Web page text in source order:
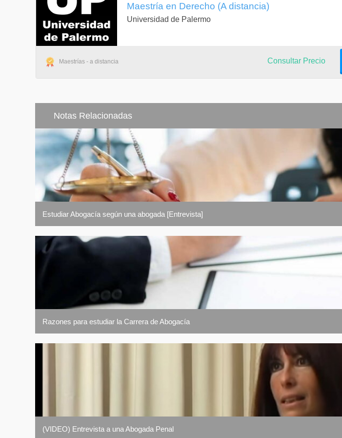
Maestría en Derecho (A distancia)
Universidad de Palermo
Maestrías - a distancia Consultar Precio
Notas Relacionadas
Estudiar Abogacía según una abogada [Entrevista]
Razones para estudiar la Carrera de Abogacía
(VIDEO) Entrevista a una Abogada Penal